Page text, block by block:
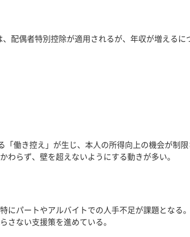
配偶者特別控除が適用されるが、年収が増える
働き控え」が生じ、本人の所得向上の機会が制
らず、壁を超えないようにする動きが多い​。
にパートやアルバイトでの人手不足が課題となる
さない支援策を進めている​。